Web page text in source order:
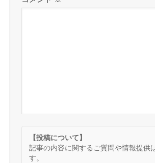
【投稿について】
記事の内容に関するご質問や情報提供
す。